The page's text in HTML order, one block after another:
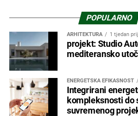
POPULARNO
ARHITEKTURA 1 tjedan
projekt: Studio
mediteransko
ENERGETSKA EFIKASNOST
Integrirani
kompleksnosti do
suvremenog